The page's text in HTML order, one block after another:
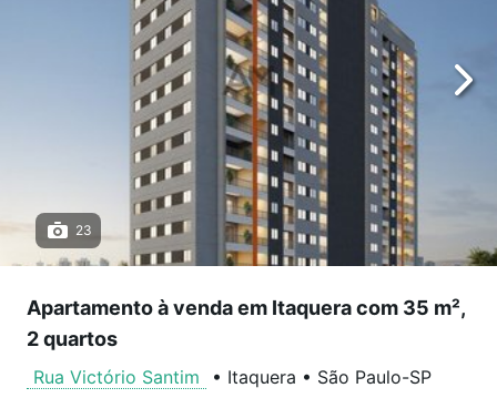
23
Apartamento à venda em Itaquera com 35 m²,
2 quartos
Rua Victório Santim • Itaquera • São Paulo-SP